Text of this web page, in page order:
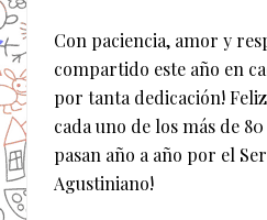
Con paciencia, amor y
compartido este año en
por tanta dedicación!
cada uno de los más de
pasan año a año por el
Agustiniano!